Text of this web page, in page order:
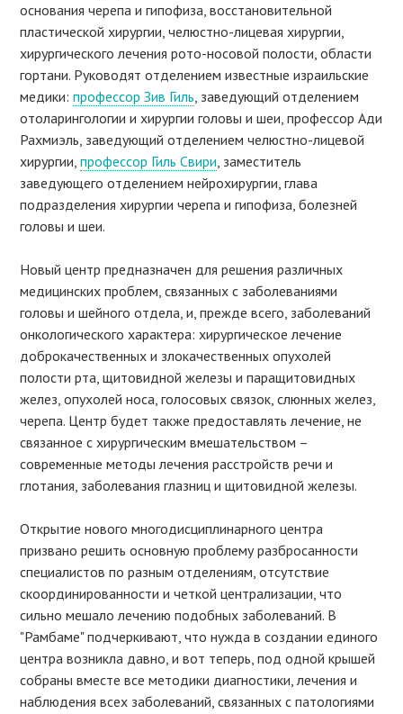
основания черепа и гипофиза, восстановительной
пластической хирургии, челюстно-лицевая хирургии,
хирургического лечения рото-носовой полости, области
гортани. Руководят отделением известные израильские
медики:профессор Зив Гиль, заведующий отделением
отоларингологии и хирургии головы и шеи, профессор Ади
Рахмиэль, заведующий отделением челюстно-лицевой
хирургии,профессор Гиль Свири, заместитель
заведующего отделением нейрохирургии, глава
подразделения хирургии черепа и гипофиза, болезней
головы и шеи.
Новый центр предназначен для решения различных
медицинских проблем, связанных с заболеваниями
головы и шейного отдела, и, прежде всего, заболеваний
онкологического характера: хирургическое лечение
доброкачественных и злокачественных опухолей
полости рта, щитовидной железы и паращитовидных
желез, опухолей носа, голосовых связок, слюнных желез,
черепа. Центр будет также предоставлять лечение, не
связанное с хирургическим вмешательством –
современные методы лечения расстройств речи и
глотания, заболевания глазниц и щитовидной железы.
Открытие нового многодисциплинарного центра
призвано решить основную проблему разбросанности
специалистов по разным отделениям, отсутствие
скоординированности и четкой централизации, что
сильно мешало лечению подобных заболеваний. В
"Рамбаме" подчеркивают, что нужда в создании единого
центра возникла давно, и вот теперь, под одной крышей
собраны вместе все методики диагностики, лечения и
наблюдения всех заболеваний, связанных с патологиями